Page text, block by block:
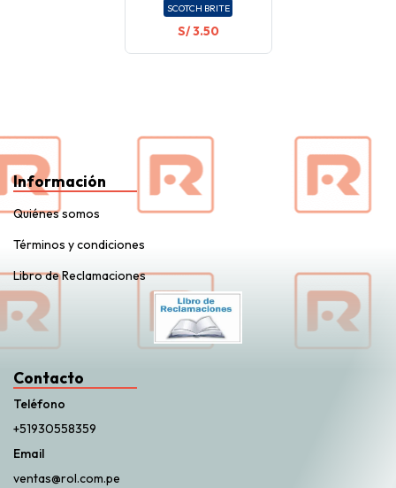
SCOTCH BRITE
S/ 3.50
Información
Quiénes somos
Términos y condiciones
Libro de Reclamaciones
Contacto
Teléfono
+51930558359
Email
ventas@rol.com.pe